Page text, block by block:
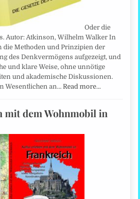
Oder die
Autor: Atkinson, Wilhelm Walker In
die Methoden und Prinzipien der
des Denkvermögens aufgezeigt, und
und klare Weise, ohne unnötige
und akademische Diskussionen.
Wesentlichen an…Read more…
mit dem Wohnmobil in